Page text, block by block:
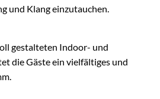
und Klang einzutauchen.
gestalteten Indoor- und
die Gäste ein vielfältiges und